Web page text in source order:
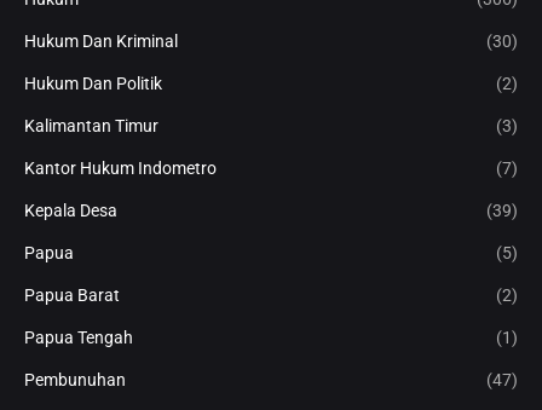
Hukum Dan Kriminal (30)
Hukum Dan Politik (2)
Kalimantan Timur (3)
Kantor Hukum Indometro (7)
Kepala Desa (39)
Papua (5)
Papua Barat (2)
Papua Tengah (1)
Pembunuhan (47)